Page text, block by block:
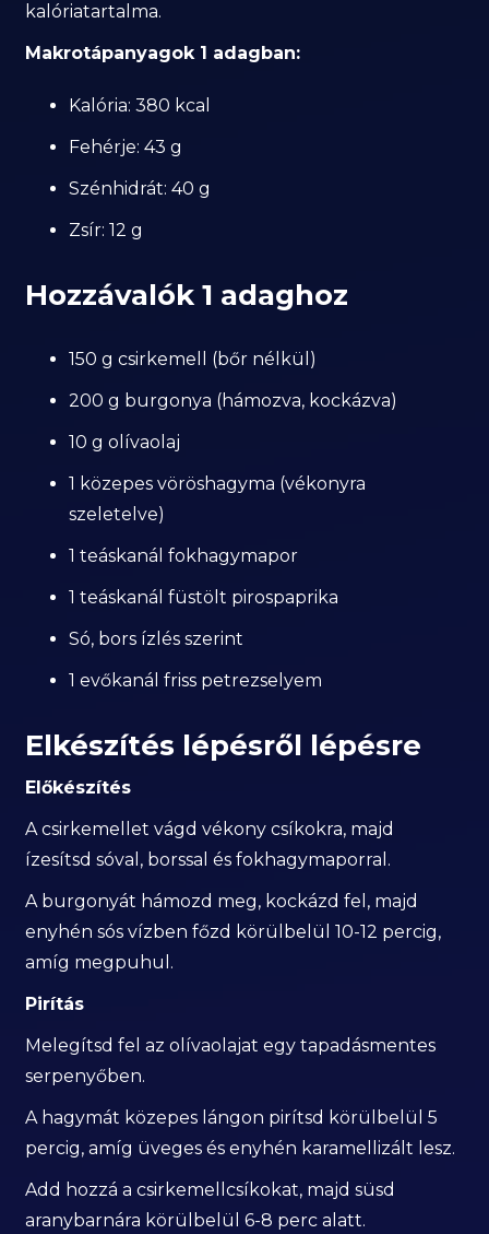
kalóriatartalma.
Makrotápanyagok 1 adagban:
Kalória: 380 kcal
Fehérje: 43 g
Szénhidrát: 40 g
Zsír: 12 g
Hozzávalók 1 adaghoz
150 g csirkemell (bőr nélkül)
200 g burgonya (hámozva, kockázva)
10 g olívaolaj
1 közepes vöröshagyma (vékonyra
szeletelve)
1 teáskanál fokhagymapor
1 teáskanál füstölt pirospaprika
Só, bors ízlés szerint
1 evőkanál friss petrezselyem
Elkészítés lépésről lépésre
Előkészítés
A csirkemellet vágd vékony csíkokra, majd
ízesítsd sóval, borssal és fokhagymaporral.
A burgonyát hámozd meg, kockázd fel, majd
enyhén sós vízben főzd körülbelül 10-12 percig,
amíg megpuhul.
Pirítás
Melegítsd fel az olívaolajat egy tapadásmentes
serpenyőben.
A hagymát közepes lángon pirítsd körülbelül 5
percig, amíg üveges és enyhén karamellizált lesz.
Add hozzá a csirkemellcsíkokat, majd süsd
aranybarnára körülbelül 6-8 perc alatt.